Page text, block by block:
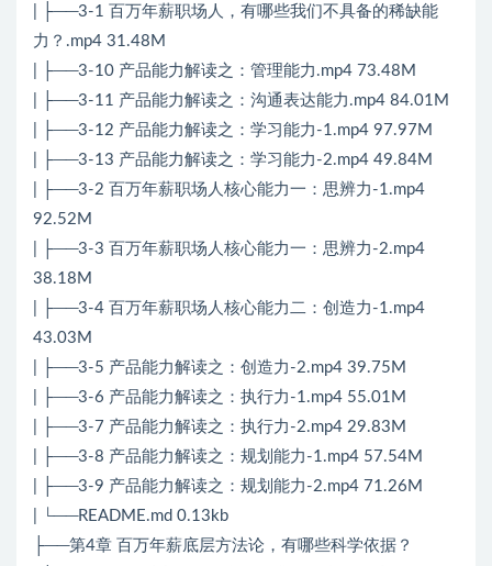
| ├──3-1 百万年薪职场人，有哪些我们不具备的稀缺能
力？.mp4 31.48M
| ├──3-10 产品能力解读之：管理能力.mp4 73.48M
| ├──3-11 产品能力解读之：沟通表达能力.mp4 84.01M
| ├──3-12 产品能力解读之：学习能力-1.mp4 97.97M
| ├──3-13 产品能力解读之：学习能力-2.mp4 49.84M
| ├──3-2 百万年薪职场人核心能力一：思辨力-1.mp4
92.52M
| ├──3-3 百万年薪职场人核心能力一：思辨力-2.mp4
38.18M
| ├──3-4 百万年薪职场人核心能力二：创造力-1.mp4
43.03M
| ├──3-5 产品能力解读之：创造力-2.mp4 39.75M
| ├──3-6 产品能力解读之：执行力-1.mp4 55.01M
| ├──3-7 产品能力解读之：执行力-2.mp4 29.83M
| ├──3-8 产品能力解读之：规划能力-1.mp4 57.54M
| ├──3-9 产品能力解读之：规划能力-2.mp4 71.26M
| └──README.md 0.13kb
├──第4章 百万年薪底层方法论，有哪些科学依据？